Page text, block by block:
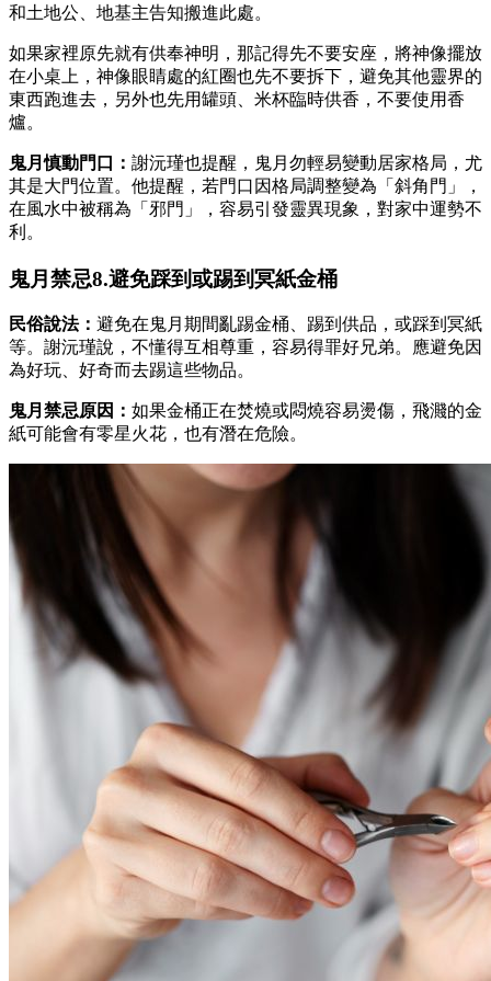
和土地公、地基主告知搬進此處。
如果家裡原先就有供奉神明，那記得先不要安座，將神像擺放
在小桌上，神像眼睛處的紅圈也先不要拆下，避免其他靈界的
東西跑進去，另外也先用罐頭、米杯臨時供香，不要使用香
爐。
鬼月慎動門口： 謝沅瑾也提醒，鬼月勿輕易變動居家格局，尤
其是大門位置。他提醒，若門口因格局調整變為「斜角門」，
在風水中被稱為「邪門」，容易引發靈異現象，對家中運勢不
利。
鬼月禁忌8.避免踩到或踢到冥紙金桶
民俗說法： 避免在鬼月期間亂踢金桶、踢到供品，或踩到冥紙
等。謝沅瑾說，不懂得互相尊重，容易得罪好兄弟。應避免因
為好玩、好奇而去踢這些物品。
鬼月禁忌原因： 如果金桶正在焚燒或悶燒容易燙傷，飛濺的金
紙可能會有零星火花，也有潛在危險。